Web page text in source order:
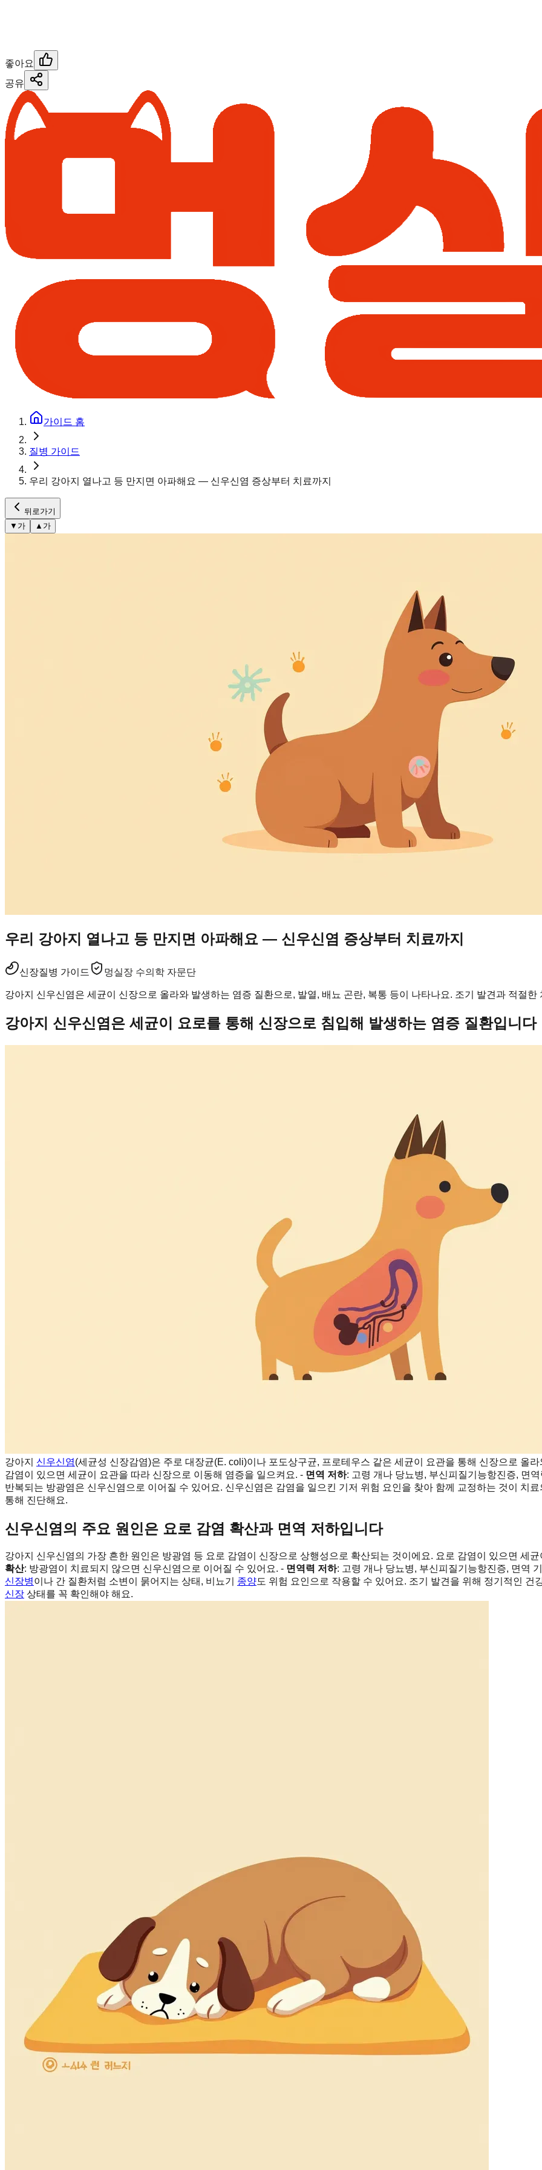
좋아요
공유
가이드 홈
질병 가이드
우리 강아지 열나고 등 만지면 아파해요 — 신우신염 증상부터 치료까지
뒤로가기
▼ 가 ▲ 가
우리 강아지 열나고 등 만지면 아파해요 — 신우신염 증상부터 치료까지
신장질병 가이드 멍실장 수의학 자문단
강아지 신우신염은 세균이 신장으로 올라와 발생하는 염증 질환으로, 발열, 배뇨 곤란, 복통 등이 나타나요. 조기 발견과 적절한
강아지 신우신염은 세균이 요로를 통해 신장으로 침입해 발생하는 염증 질환입니다
강아지 신우신염(세균성 신장감염)은 주로 대장균(E. coli)이나 포도상구균, 프로테우스 같은 세균이 요관을 통해 신장으로 올
감염이 있으면 세균이 요관을 따라 신장으로 이동해 염증을 일으켜요. - 면역 저하: 고령 개나 당뇨병, 부신피질기능항진증, 면
반복되는 방광염은 신우신염으로 이어질 수 있어요. 신우신염은 감염을 일으킨 기저 위험 요인을 찾아 함께 교정하는 것이 치
통해 진단해요.
신우신염의 주요 원인은 요로 감염 확산과 면역 저하입니다
강아지 신우신염의 가장 흔한 원인은 방광염 등 요로 감염이 신장으로 상행성으로 확산되는 것이에요. 요로 감염이 있으면 세
확산: 방광염이 치료되지 않으면 신우신염으로 이어질 수 있어요. - 면역력 저하: 고령 개나 당뇨병, 부신피질기능항진증, 면역
신장병이나 간 질환처럼 소변이 묽어지는 상태, 비뇨기 종양도 위험 요인으로 작용할 수 있어요. 조기 발견을 위해 정기적인
신장 상태를 꼭 확인해야 해요.